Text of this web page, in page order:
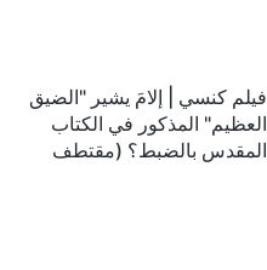
فيلم كنسي | إلامَ يشير "الضيق
العظيم" المذكور في الكتاب
المقدس بالضبط؟ (مقتطف